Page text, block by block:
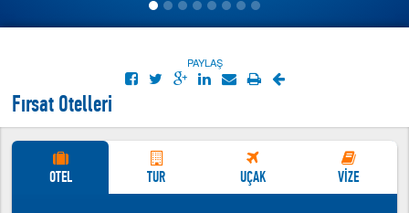
PAYLAŞ
Fırsat Otelleri
http://www.tatillive.com
İndirimli Yurtdışı Turları
İndirimli Yurtdışı Turları
OTEL TUR UÇAK VİZE